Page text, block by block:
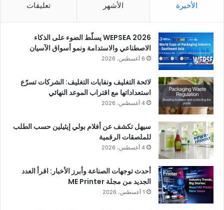
الأخيرة الأشهر تعليقات
WEPSEA 2026 يسلّط الضوء على الذكاء
الاصطناعي والاستدامة ونمو أسواق الآسيان
6 أغسطس، 2026
لائحة التغليف ونفايات التغليف: الشركات تسرّع
استعداداتها مع اقتراب الموعد النهائي
4 أغسطس، 2026
سيهل تكشف عن أفلام بولي إيثيلين حسب الطلب
للملصقات الرقمية
4 أغسطس، 2026
أحدث توجهات الصناعة وأبرز الأخبار: اقرأ العدد
الجديد من مجلة ME Printer
1 أغسطس، 2026